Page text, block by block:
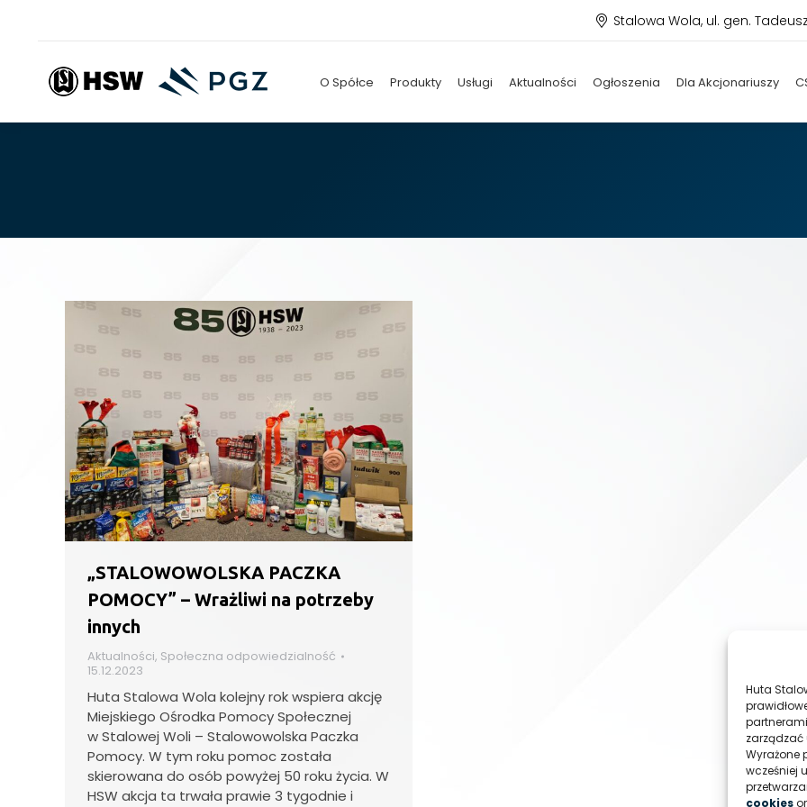
Huta
zarządzać
Wyrażone
wcześniej
cookies
Stalowa Wola, ul. gen.
O Spółce Produkty Usługi Aktualności Ogłoszenia Dla Akcjonariuszy
„STALOWOWOLSKA PACZKA
POMOCY” – Wrażliwi na potrzeby
innych
Aktualności, Społeczna odpowiedzialność
15.12.2023
Huta Stalowa Wola kolejny rok wspiera akcję
Miejskiego Ośrodka Pomocy Społecznej
w Stalowej Woli – Stalowowolska Paczka
Pomocy. W tym roku pomoc została
skierowana do osób powyżej 50 roku życia. W
HSW akcja ta trwała prawie 3 tygodnie i